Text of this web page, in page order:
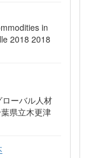
in
2018 2018
ーバル人材
県立木更津